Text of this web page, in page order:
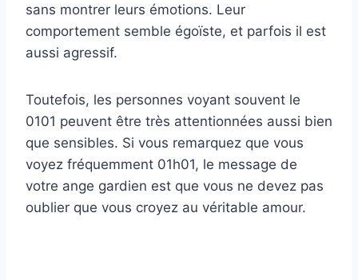
sans montrer leurs émotions. Leur
comportement semble égoïste, et parfois il est
aussi agressif.
Toutefois, les personnes voyant souvent le
0101 peuvent être très attentionnées aussi bien
que sensibles. Si vous remarquez que vous
voyez fréquemment 01h01, le message de
votre ange gardien est que vous ne devez pas
oublier que vous croyez au véritable amour.